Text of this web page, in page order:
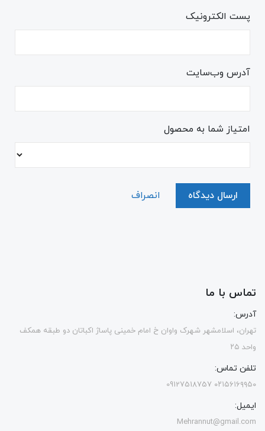
پست الکترونیک
آدرس وب‌سایت
امتیاز شما به محصول
ارسال دیدگاه انصراف
تماس با ما
آدرس:
تهران، اسلامشهر شهرک واوان خ امام خمینی پاساژ اکباتان دو طبقه همکف
واحد ۲۵
تلفن تماس:
۰۲۱۵۶۱۶۹۹۵۰ 09127518757
ایمیل:
Mehrannut@gmail.com